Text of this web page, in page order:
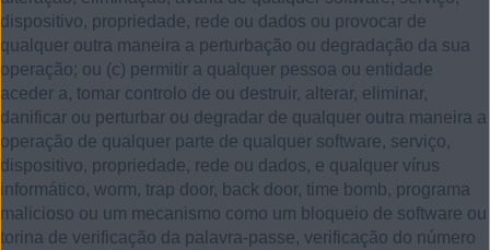
dispositivo, propriedade, rede ou dados ou provocar de
qualquer outra maneira a perturbação ou degradação da sua
operação; ou (c) permitir a qualquer pessoa ou entidade
aceder a, tomar controlo de ou destruir, alterar, eliminar,
danificar ou perturbar ou degradar de qualquer outra maneira a
operação de qualquer parte de qualquer software, serviço,
dispositivo, propriedade, rede ou dados, e qualquer vírus
informático, worm, trap door, back door, time bomb, programa
malicioso ou um mecanismo como um bloqueio de software ou
torina de verificação da palavra-passe, verificação do número